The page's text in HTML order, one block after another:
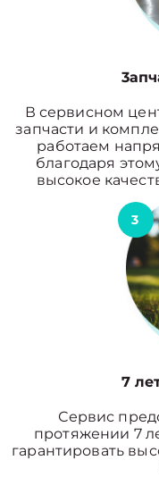
В сервисном
запчасти и
работаем
благодаря
высокое
3
7
Сервис
протяжении 7
гарантировать